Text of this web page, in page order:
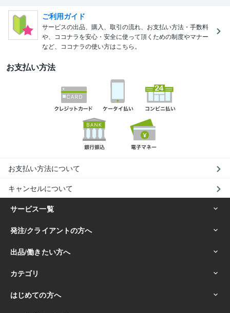
ご利用ガイド
サービスの出品、購入、取引の流れ、お支払い方法・手数料
や、ココナラを安心・安全に使って頂くための制度やマナー
など、ココナラの使い方はこちら。
お支払い方法
お支払い方法について
キャンセルについて